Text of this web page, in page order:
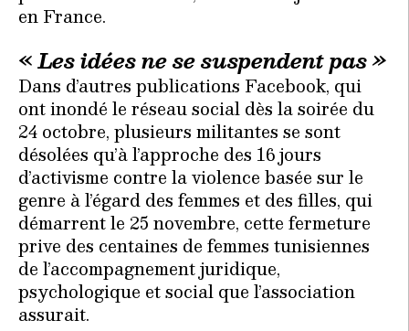
en France.
«Les idées ne se suspendent pas »
Dans d’autres publications Facebook, qui
ont inondé le réseau social dès la soirée du
24 octobre, plusieurs militantes se sont
désolées qu’à l’approche des 16 jours
d’activisme contre la violence basée sur le
genre à l’égard des femmes et des filles, qui
démarrent le 25 novembre, cette fermeture
prive des centaines de femmes tunisiennes
de l’accompagnement juridique,
psychologique et social que l’association
assurait.